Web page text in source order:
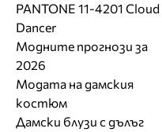
PANTONE 11-4201 Cloud
Dancer
Модните прогнози за
2026
Модата на дамския
костюм
Дамски блузи с дълъг